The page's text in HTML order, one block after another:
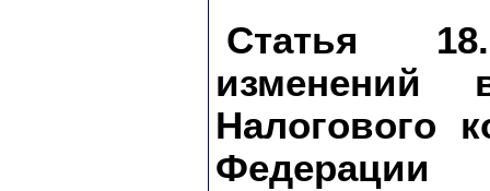
Статья
изменений
Налогового
Федерации